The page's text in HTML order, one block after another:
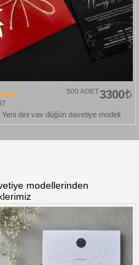
3300
500 ADET
Yeni dini vav düğün davetiye modeli
modellerinden